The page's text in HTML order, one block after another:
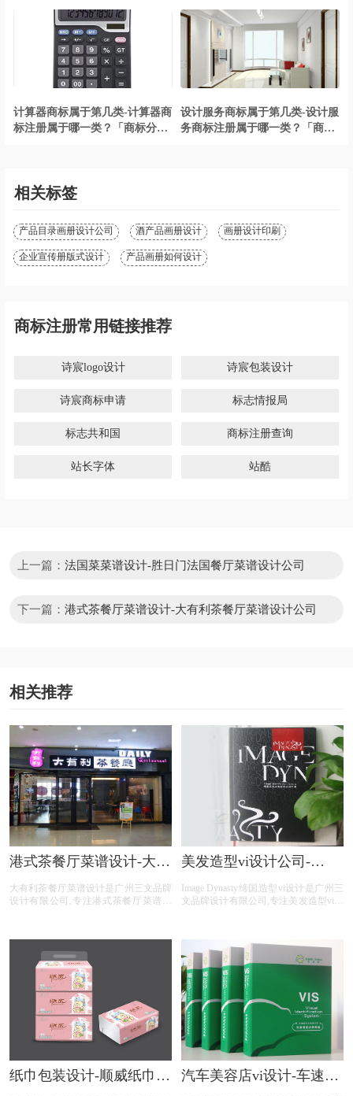
计算器商标属于第几类-计算器商
标注册属于哪一类？「商标分
设计服务商标属于第几类-设计服
务商标注册属于哪一类？「商标
相关标签
产品目录画册设计公司 酒产品画册设计 画册设计印刷
企业宣传册版式设计 产品画册如何设计
商标注册常用链接推荐
诗宸logo设计 诗宸包装设计
诗宸商标申请 标志情报局
标志共和国 商标注册查询
站长字体 站酷
上一篇： 法国菜菜谱设计-胜日门法国餐厅菜谱设计公司
下一篇： 港式茶餐厅菜谱设计-大有利茶餐厅菜谱设计公司
相关推荐
港式茶餐厅菜谱设计-大有
大有利茶餐厅菜谱设计是广州三文品牌
设计有限公司,专注港式茶餐厅菜谱设
设计,港式茶餐厅公司电商菜谱设计,提
供专业菜谱设计,中餐菜谱设计,西餐菜
谱设计,自助餐菜谱设计,火锅菜谱设计
等港式茶餐厅菜谱设计服务。
美发造型vi设计公司-
手册
Image Dynasty缔国造型vi设计是广州三
文品牌设计有限公司,专注美发造型vi设
商vi设计,提供专业vi设计,集团vi设计,品
牌vi设计,品牌vis设计,精美vis设计等美
发造型vi设计服务。
纸巾包装设计-顺威纸巾包
汽车美容店vi设计-车速美